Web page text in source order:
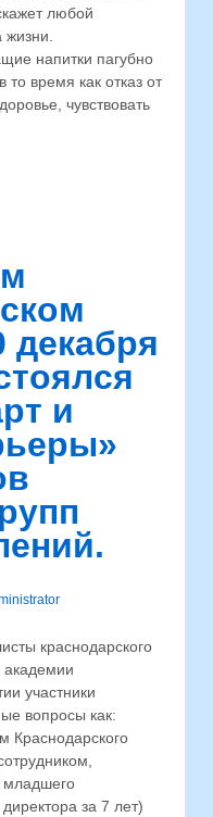
любой
напитки пагубно
то время как отказ от
чувствовать
декабря
и
краснодарского
академии
участники
вопросы как:
Краснодарского
младшего
за 7 лет)